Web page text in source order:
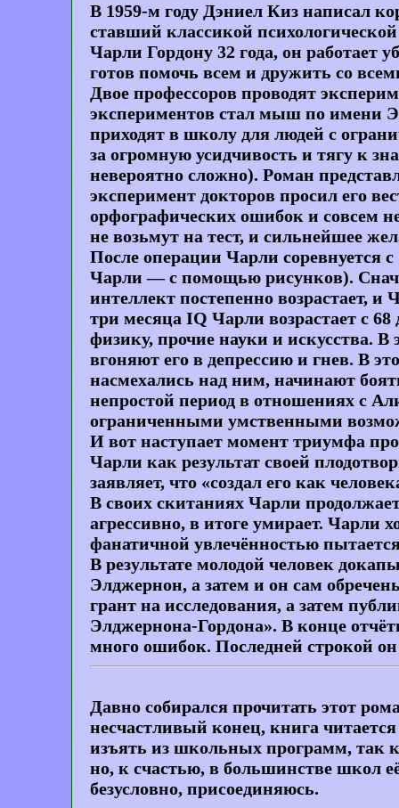
В 1959-м году Дэниел Киз написал
ставший классикой
Чарли Гордону 32 года, он
готов помочь всем и дружить со
Двое профессоров проводят
экспериментов стал мыш по имени
приходят в школу для людей с
за огромную усидчивость и тягу к
невероятно сложно). Роман
эксперимент докторов просил его
орфографических ошибок и совсем
не возьмут на тест, и сильнейшее
После операции Чарли соревнуется
Чарли — с помощью рисунков).
интеллект постепенно возрастает,
три месяца IQ Чарли возрастает с
физику, прочие науки и искусства.
вгоняют его в депрессию и гнев. В
насмехались над ним, начинают
непростой период в отношениях с
ограниченными умственными
И вот наступает момент триумфа
Чарли как результат своей
заявляет, что «создал его как
В своих скитаниях Чарли
агрессивно, в итоге умирает. Чарли
фанатичной увлечённостью
В результате молодой человек
Элджернон, а затем и он сам
грант на исследования, а затем
Элджернона-Гордона». В конце
много ошибок. Последней строкой
Давно собирался прочитать этот
несчастливый конец, книга
изъять из школьных программ, так
но, к счастью, в большинстве школ
безусловно, присоединяюсь.